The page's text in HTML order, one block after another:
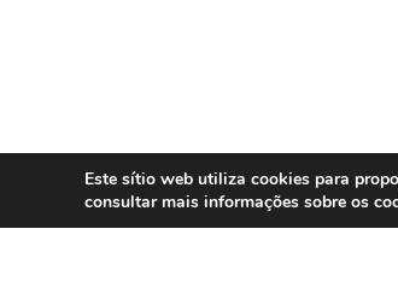
Este sítio web utiliza cookies para
consultar mais informações sobre os